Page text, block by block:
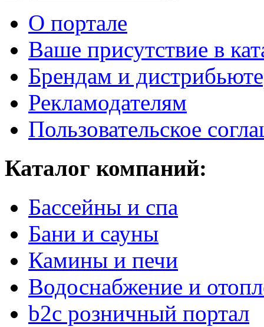
О портале
Ваше присутствие в
Брендам и
Рекламодателям
Пользовательское
Каталог компаний:
Бассейны и спа
Бани и сауны
Камины и печи
Водоснабжение и
b2c розничный портал